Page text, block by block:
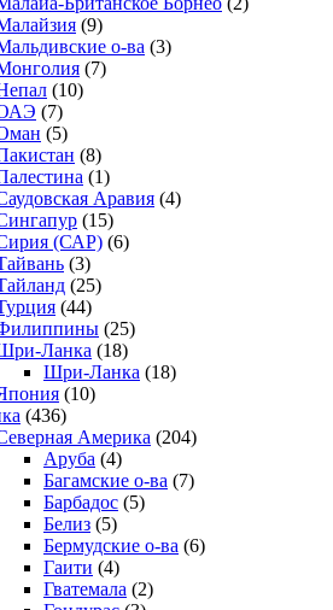
(9)
о-ва (3)
(7)
(10)
(7)
(5)
(8)
(1)
Аравия (4)
(15)
(САР) (6)
(3)
(25)
(44)
(25)
Ланка (18)
Шри-Ланка (18)
(10)
(436)
Америка (204)
Аруба (4)
Багамские о-ва (7)
Барбадос (5)
Белиз (5)
Бермудские о-ва (6)
Гаити (4)
Гватемала (2)